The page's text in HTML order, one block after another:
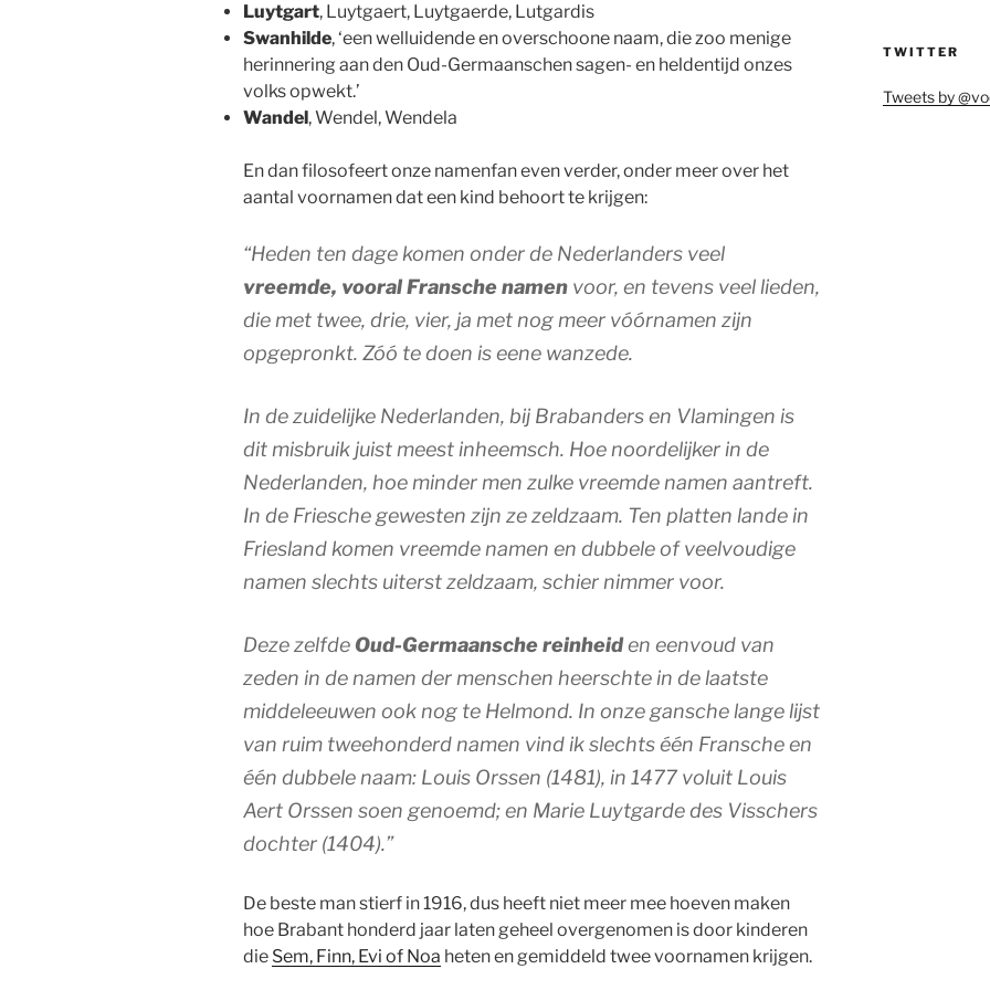
Luytgart, Luytgaert, Luytgaerde, Lutgardis
Swanhilde, ‘een welluidende en overschoone naam, die zoo menige
herinnering aan den Oud-Germaanschen sagen- en heldentijd onzes
volks opwekt.’
Wandel, Wendel, Wendela
En dan filosofeert onze namenfan even verder, onder meer over het
aantal voornamen dat een kind behoort te krijgen:
“Heden ten dage komen onder de Nederlanders veel
vreemde, vooral Fransche namen voor, en tevens veel lieden,
die met twee, drie, vier, ja met nog meer vóórnamen zijn
opgepronkt. Zóó te doen is eene wanzede.
In de zuidelijke Nederlanden, bij Brabanders en Vlamingen is
dit misbruik juist meest inheemsch. Hoe noordelijker in de
Nederlanden, hoe minder men zulke vreemde namen aantreft.
In de Friesche gewesten zijn ze zeldzaam. Ten platten lande in
Friesland komen vreemde namen en dubbele of veelvoudige
namen slechts uiterst zeldzaam, schier nimmer voor.
Deze zelfde Oud-Germaansche reinheiden eenvoud van
zeden in de namen der menschen heerschte in de laatste
middeleeuwen ook nog te Helmond. In onze gansche lange lijst
van ruim tweehonderd namen vind ik slechts één Fransche en
één dubbele naam: Louis Orssen (1481), in 1477 voluit Louis
Aert Orssen soen genoemd; en Marie Luytgarde des Visschers
dochter (1404).”
De beste man stierf in 1916, dus heeft niet meer mee hoeven maken
hoe Brabant honderd jaar laten geheel overgenomen is door kinderen
die Sem, Finn, Evi of Noa heten en gemiddeld twee voornamen krijgen.
TWITTER
Tweets by